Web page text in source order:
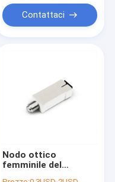
Contattaci
Nodo ottico
femminile del